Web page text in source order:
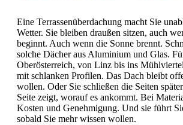
Eine Terrassenüberdachung macht Sie
Wetter. Sie bleiben draußen sitzen, auch
beginnt. Auch wenn die Sonne brennt.
solche Dächer aus Aluminium und Glas.
Oberösterreich, von Linz bis ins
mit schlanken Profilen. Das Dach bleibt
wollen. Oder Sie schließen die Seiten
Seite zeigt, worauf es ankommt. Bei
Kosten und Genehmigung. Und sie führt
sobald Sie mehr wissen wollen.